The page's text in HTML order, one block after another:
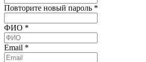
Повторите новый пароль *
ФИО *
Email *